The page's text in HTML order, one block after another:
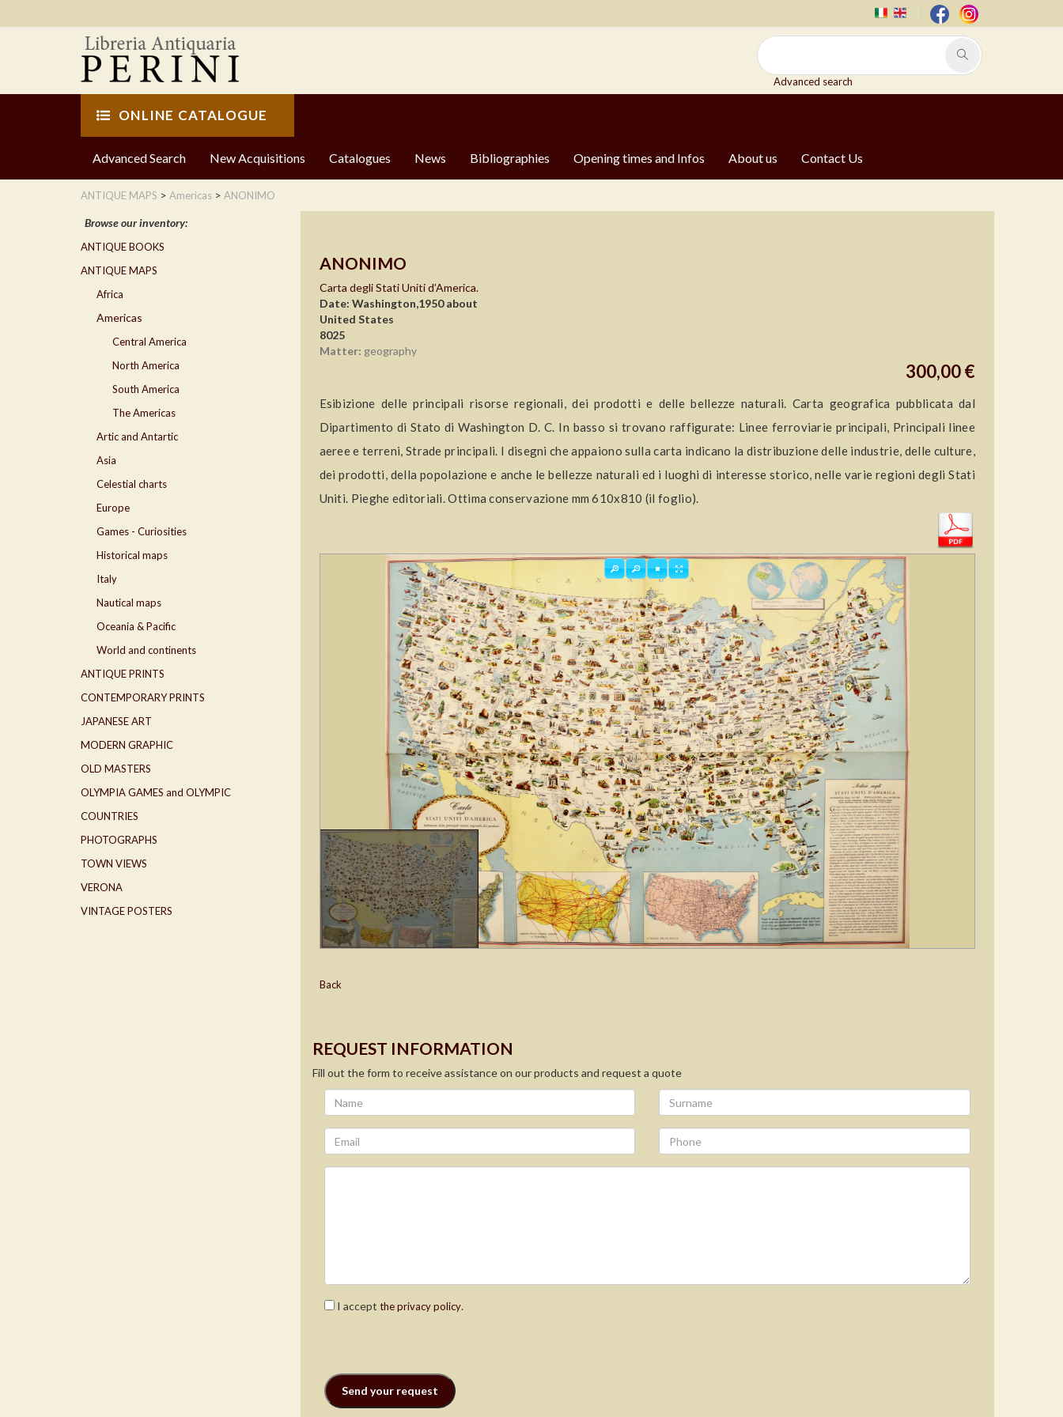
Advanced search
ONLINE CATALOGUE
Advanced Search New Acquisitions Catalogues News Bibliographies Opening times and Infos About us Contact Us
ANTIQUE MAPS > Americas > ANONIMO
ANONIMO
Carta degli Stati Uniti d’America.
Date: Washington,1950 about
United States
8025
Matter: geography
300,00 €
Esibizione delle principali risorse regionali, dei prodotti e delle bellezze naturali. Carta geografica pubblicata dal
Dipartimento di Stato di Washington D. C. In basso si trovano raffigurate: Linee ferroviarie principali, Principali linee
aeree e terreni, Strade principali. I disegni che appaiono sulla carta indicano la distribuzione delle industrie, delle culture,
dei prodotti, della popolazione e anche le bellezze naturali ed i luoghi di interesse storico, nelle varie regioni degli Stati
Uniti. Pieghe editoriali. Ottima conservazione mm 610x810 (il foglio).
Back
REQUEST INFORMATION
Fill out the form to receive assistance on our products and request a quote
I accept the privacy policy.
Browse our inventory:
ANTIQUE BOOKS
ANTIQUE MAPS
Africa
Americas
Central America
North America
South America
The Americas
Artic and Antartic
Asia
Celestial charts
Europe
Games - Curiosities
Historical maps
Italy
Nautical maps
Oceania & Pacific
World and continents
ANTIQUE PRINTS
CONTEMPORARY PRINTS
JAPANESE ART
MODERN GRAPHIC
OLD MASTERS
OLYMPIA GAMES and OLYMPIC
COUNTRIES
PHOTOGRAPHS
TOWN VIEWS
VERONA
VINTAGE POSTERS